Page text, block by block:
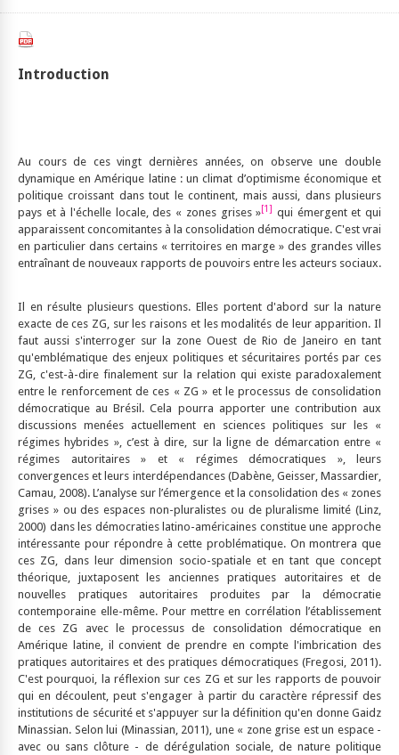
Introduction
Au cours de ces vingt dernières années, on observe une double
dynamique en Amérique latine : un climat d’optimisme économique et
politique croissant dans tout le continent, mais aussi, dans plusieurs
pays et à l'échelle locale, des « zones grises »[1] qui émergent et qui
apparaissent concomitantes à la consolidation démocratique. C'est vrai
en particulier dans certains « territoires en marge » des grandes villes
entraînant de nouveaux rapports de pouvoirs entre les acteurs sociaux.
Il en résulte plusieurs questions. Elles portent d'abord sur la nature
exacte de ces ZG, sur les raisons et les modalités de leur apparition. Il
faut aussi s'interroger sur la zone Ouest de Rio de Janeiro en tant
qu'emblématique des enjeux politiques et sécuritaires portés par ces
ZG, c'est-à-dire finalement sur la relation qui existe paradoxalement
entre le renforcement de ces « ZG » et le processus de consolidation
démocratique au Brésil. Cela pourra apporter une contribution aux
discussions menées actuellement en sciences politiques sur les «
régimes hybrides », c’est à dire, sur la ligne de démarcation entre «
régimes autoritaires » et « régimes démocratiques », leurs
convergences et leurs interdépendances (Dabène, Geisser, Massardier,
Camau, 2008). L’analyse sur l’émergence et la consolidation des « zones
grises » ou des espaces non-pluralistes ou de pluralisme limité (Linz,
2000) dans les démocraties latino-américaines constitue une approche
intéressante pour répondre à cette problématique. On montrera que
ces ZG, dans leur dimension socio-spatiale et en tant que concept
théorique, juxtaposent les anciennes pratiques autoritaires et de
nouvelles pratiques autoritaires produites par la démocratie
contemporaine elle-même. Pour mettre en corrélation l’établissement
de ces ZG avec le processus de consolidation démocratique en
Amérique latine, il convient de prendre en compte l'imbrication des
pratiques autoritaires et des pratiques démocratiques (Fregosi, 2011).
C'est pourquoi, la réflexion sur ces ZG et sur les rapports de pouvoir
qui en découlent, peut s'engager à partir du caractère répressif des
institutions de sécurité et s'appuyer sur la définition qu'en donne Gaidz
Minassian. Selon lui (Minassian, 2011), une « zone grise est un espace -
avec ou sans clôture - de dérégulation sociale, de nature politique